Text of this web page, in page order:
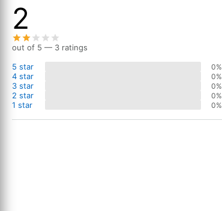
2
out of 5 — 3 ratings
5 star
0%
4 star 0%
3 star 0%
2 star 0%
1 star 0%